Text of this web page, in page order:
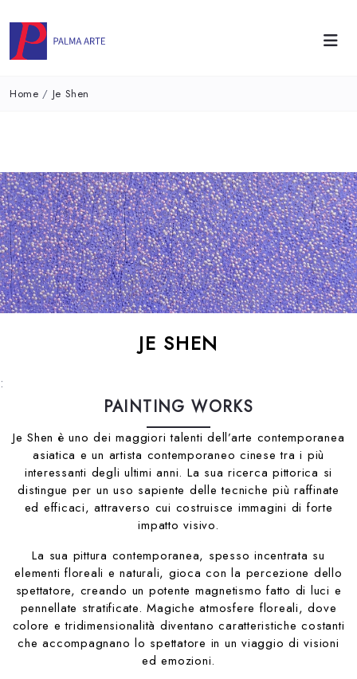
Home / Je Shen
JE SHEN
:
PAINTING WORKS
Je Shen è uno dei maggiori talenti dell’arte contemporanea
asiatica e un artista contemporaneo cinese tra i più
interessanti degli ultimi anni. La sua ricerca pittorica si
distingue per un uso sapiente delle tecniche più raffinate
ed efficaci, attraverso cui costruisce immagini di forte
impatto visivo.
La sua pittura contemporanea, spesso incentrata su
elementi floreali e naturali, gioca con la percezione dello
spettatore, creando un potente magnetismo fatto di luci e
pennellate stratificate. Magiche atmosfere floreali, dove
colore e tridimensionalità diventano caratteristiche costanti
che accompagnano lo spettatore in un viaggio di visioni
ed emozioni.